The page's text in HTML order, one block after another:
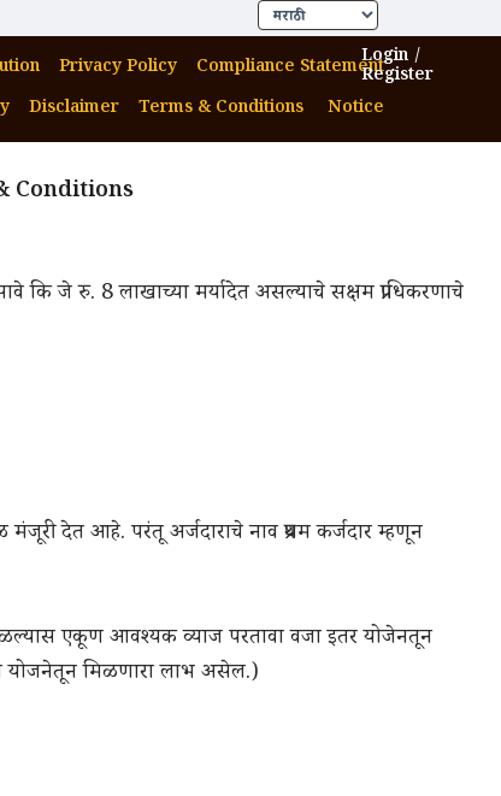
Privacy Policy
Compliance Statement
Disclaimer Terms & Conditions Notice
Login /
Register
& Conditions
कि जे रु. 8 लाखाच्या मर्यादेत असल्याचे सक्षम प्राधिकरणाचे
देत आहे. परंतू अर्जदाराचे नाव प्रथम कर्जदार म्हणून
एकूण आवश्यक व्याज परतावा वजा इतर योजेनतून
योजनेतून मिळणारा लाभ असेल.)